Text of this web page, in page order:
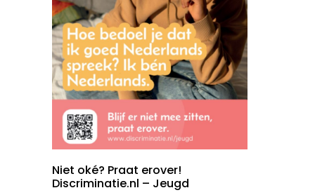
Niet oké? Praat erover!
Discriminatie.nl – Jeugd